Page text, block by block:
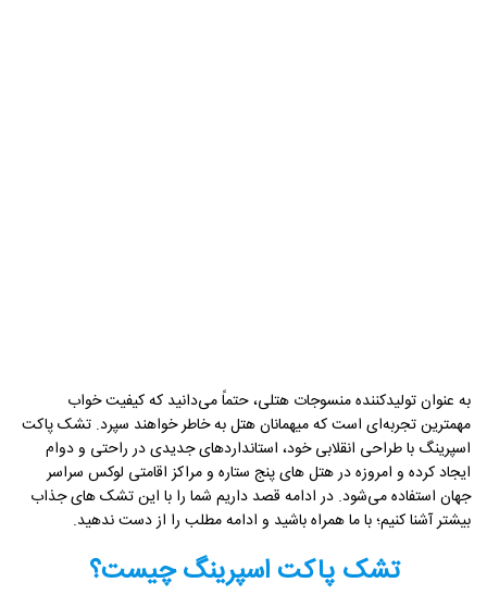
به عنوان تولیدکننده منسوجات هتلی، حتماً می‌دانید که کیفیت خواب
مهمترین تجربه‌ای است که میهمانان هتل به خاطر خواهند سپرد. تشک پاکت
اسپرینگ با طراحی انقلابی خود، استانداردهای جدیدی در راحتی و دوام
ایجاد کرده و امروزه در هتل های پنج ستاره و مراکز اقامتی لوکس سراسر
جهان استفاده می‌شود. در ادامه قصد داریم شما را با این تشک های جذاب
بیشتر آشنا کنیم؛ با ما همراه باشید و ادامه مطلب را از دست ندهید.
تشک پاکت اسپرینگ چیست؟